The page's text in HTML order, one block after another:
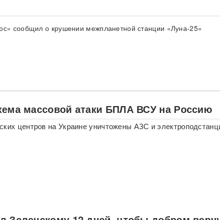
сообщил о крушении межпланетной станции «Луна-25»
массовой атаки БПЛА ВСУ на Россию
центров на Украине уничтожены АЗС и